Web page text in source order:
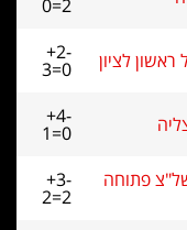
0=2
לציון +2-
3=0
+4-
1=0
פתוחה +3-
2=2